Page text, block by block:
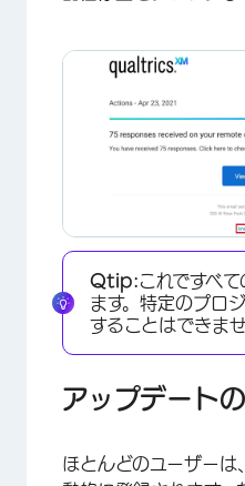
Qtip:これですべ
ます。特定のプロ
することはできませ
アップデート
ほとんどのユーザー